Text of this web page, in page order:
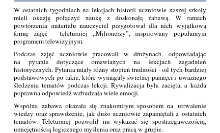
W ostatnich tygodniach na lekcjach historii uczniowie naszej szkoły
mieli okazję połączyć naukę z doskonałą zabawą. W ramach
powtórzenia materiału nauczyciel przygotował dla nich wyjątkową
formę zajęć - teleturniej „Milionerzy”, inspirowany popularnym
programem telewizyjnym.
Podczas zajęć uczniowie pracowali w drużynach, odpowiadając
na pytania dotyczące omawianych na lekcjach zagadnień
historycznych. Pytania miały różny stopień trudności - od tych bardziej
podstawowych po takie, które wymagały świetnej pamięci i uważnego
śledzenia tematów podczas lekcji. Rywalizacja była zacięta, a każda
poprawna odpowiedź wzbudzała wiele emocji.
Wspólna zabawa okazała się znakomitym sposobem na utrwalenie
wiedzy oraz sprawdzenie, jak dużo uczniowie zapamiętali z ostatnich
tematów. Teleturniej pozwolił im wykazać się spostrzegawczością,
umiejętnością logicznego myślenia oraz pracą w grupie.